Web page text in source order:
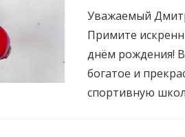
Уважаемый
Примите
днём рождения!
богатое и
спортивную